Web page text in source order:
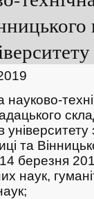
та
березня
наук,